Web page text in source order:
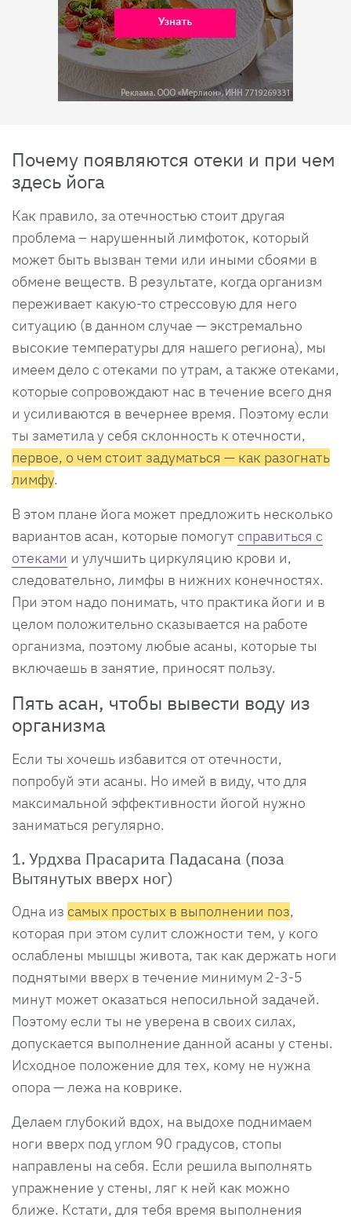
Почему появляются отеки и при чем
здесь йога
Как правило, за отечностью стоит другая
проблема – нарушенный лимфоток, который
может быть вызван теми или иными сбоями в
обмене веществ. В результате, когда организм
переживает какую-то стрессовую для него
ситуацию (в данном случае — экстремально
высокие температуры для нашего региона), мы
имеем дело с отеками по утрам, а также отеками,
которые сопровождают нас в течение всего дня
и усиливаются в вечернее время. Поэтому если
ты заметила у себя склонность к отечности,
первое, о чем стоит задуматься — как разогнать
лимфу.
В этом плане йога может предложить несколько
вариантов асан, которые помогут справиться с
отеками и улучшить циркуляцию крови и,
следовательно, лимфы в нижних конечностях.
При этом надо понимать, что практика йоги и в
целом положительно сказывается на работе
организма, поэтому любые асаны, которые ты
включаешь в занятие, приносят пользу.
Пять асан, чтобы вывести воду из
организма
Если ты хочешь избавится от отечности,
попробуй эти асаны. Но имей в виду, что для
максимальной эффективности йогой нужно
заниматься регулярно.
1. Урдхва Прасарита Падасана (поза
Вытянутых вверх ног)
Одна из самых простых в выполнении поз,
которая при этом сулит сложности тем, у кого
ослаблены мышцы живота, так как держать ноги
поднятыми вверх в течение минимум 2-3-5
минут может оказаться непосильной задачей.
Поэтому если ты не уверена в своих силах,
допускается выполнение данной асаны у стены.
Исходное положение для тех, кому не нужна
опора — лежа на коврике.
Делаем глубокий вдох, на выдохе поднимаем
ноги вверх под углом 90 градусов, стопы
направлены на себя. Если решила выполнять
упражнение у стены, ляг к ней как можно
ближе. Кстати, для тебя время выполнения